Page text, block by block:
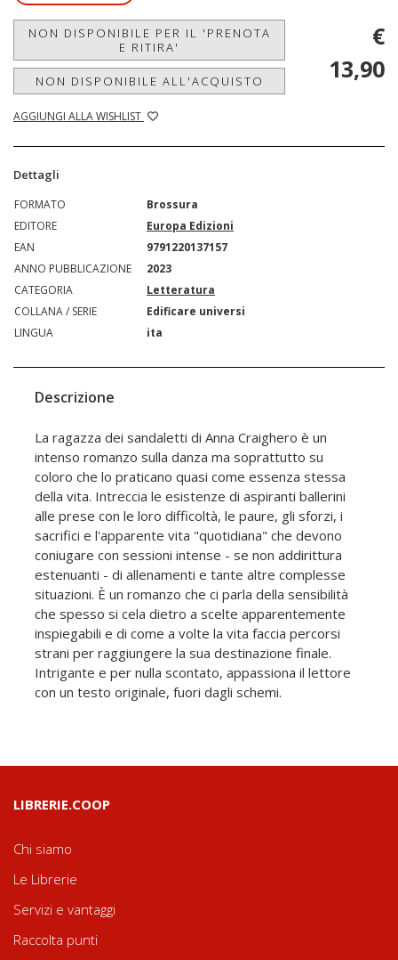
NON DISPONIBILE PER IL 'PRENOTA
E RITIRA'
NON DISPONIBILE ALL'ACQUISTO
AGGIUNGI ALLA WISHLIST
€
13,90
Dettagli
FORMATO
Brossura
EDITORE
Europa Edizioni
EAN
9791220137157
ANNO PUBBLICAZIONE
2023
CATEGORIA
Letteratura
COLLANA / SERIE
Edificare universi
LINGUA
ita
Descrizione
La ragazza dei sandaletti di Anna Craighero è un
intenso romanzo sulla danza ma soprattutto su
coloro che lo praticano quasi come essenza stessa
della vita. Intreccia le esistenze di aspiranti ballerini
alle prese con le loro difficoltà, le paure, gli sforzi, i
sacrifici e l'apparente vita "quotidiana" che devono
coniugare con sessioni intense - se non addirittura
estenuanti - di allenamenti e tante altre complesse
situazioni. È un romanzo che ci parla della sensibilità
che spesso si cela dietro a scelte apparentemente
inspiegabili e di come a volte la vita faccia percorsi
strani per raggiungere la sua destinazione finale.
Intrigante e per nulla scontato, appassiona il lettore
con un testo originale, fuori dagli schemi.
LIBRERIE.COOP
Chi siamo
Le Librerie
Servizi e vantaggi
Raccolta punti